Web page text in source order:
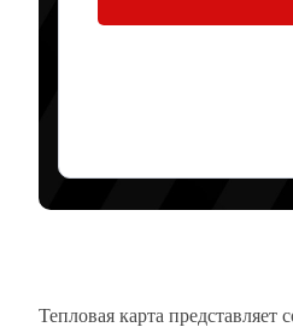
Тепловая карта